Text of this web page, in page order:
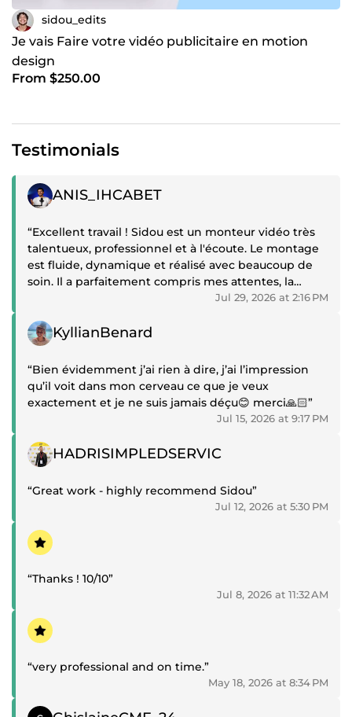
sidou_edits
Je vais Faire votre vidéo publicitaire en motion
design
From $250.00
Testimonials
Positive review
ANIS_IHCABET
“Excellent travail ! Sidou est un monteur vidéo très
talentueux, professionnel et à l'écoute. Le montage
est fluide, dynamique et réalisé avec beaucoup de
soin. Il a parfaitement compris mes attentes, la
communication a été excellente du début à la fin, et
du résultat et je n'hésiterai pas à refaire appel à lui
pour mes prochains projets. Je le recommande à 100
% !”
Jul 29, 2026 at 2:16 PM
Positive review
KyllianBenard
“Bien évidemment j’ai rien à dire, j’ai l’impression
qu’il voit dans mon cerveau ce que je veux
exactement et je ne suis jamais déçu😊 merci🙏🏻”
Jul 15, 2026 at 9:17 PM
Positive review
HADRISIMPLEDSERVIC
“Great work - highly recommend Sidou”
Jul 12, 2026 at 5:30 PM
Positive review
“Thanks ! 10/10”
Jul 8, 2026 at 11:32 AM
Positive review
“very professional and on time.”
May 18, 2026 at 8:34 PM
Positive review